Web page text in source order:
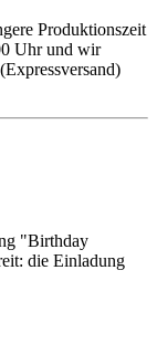
Produktionszeit
Uhr und wir
"Birthday
die Einladung